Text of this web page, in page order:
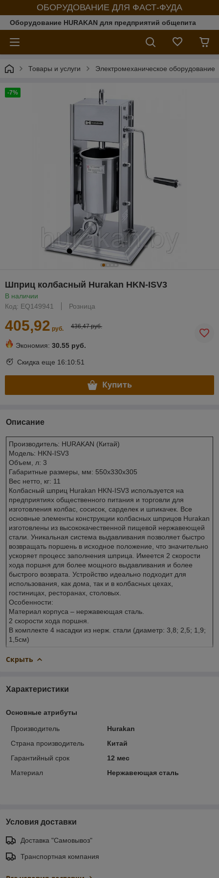
ОБОРУДОВАНИЕ ДЛЯ ФАСТ-ФУДА
Оборудование HURAKAN для предприятий общепита
Товары и услуги Электромеханическое оборудование
-7%
Шприц колбасный Hurakan HKN-ISV3
В наличии
Код: EQ149941
Розница
405,92 руб. 436,47 руб.
Экономия: 30.55 руб.
Скидка еще 16:10:51
Купить
Описание
Производитель: HURAKAN (Китай)
Модель: HKN-ISV3
Объем, л: 3
Габаритные размеры, мм: 550x330x305
Вес нетто, кг: 11
Колбасный шприц Hurakan HKN-ISV3 используется на
предприятиях общественного питания и торговли для
изготовления колбас, сосисок, сарделек и шпикачек. Все
основные элементы конструкции колбасных шприцов Hurakan
изготовлены из высококачественной пищевой нержавеющей
стали. Уникальная система выдавливания позволяет быстро
возвращать поршень в исходное положение, что значительно
ускоряет процесс заполнения шприца. Имеется 2 скорости
хода поршня для более мощного выдавливания и более
быстрого возврата. Устройство идеально подходит для
использования, как дома, так и в колбасных цехах,
гостиницах, ресторанах, столовых.
Особенности:
Материал корпуса – нержавеющая сталь.
2 скорости хода поршня.
В комплекте 4 насадки из нерж. стали (диаметр: 3,8; 2,5; 1,9;
1,5см)
Скрыть
Характеристики
Основные атрибуты
Производитель
Hurakan
Страна производитель
Китай
Гарантийный срок
12 мес
Материал
Нержавеющая сталь
Условия доставки
Доставка "Самовывоз"
Транспортная компания